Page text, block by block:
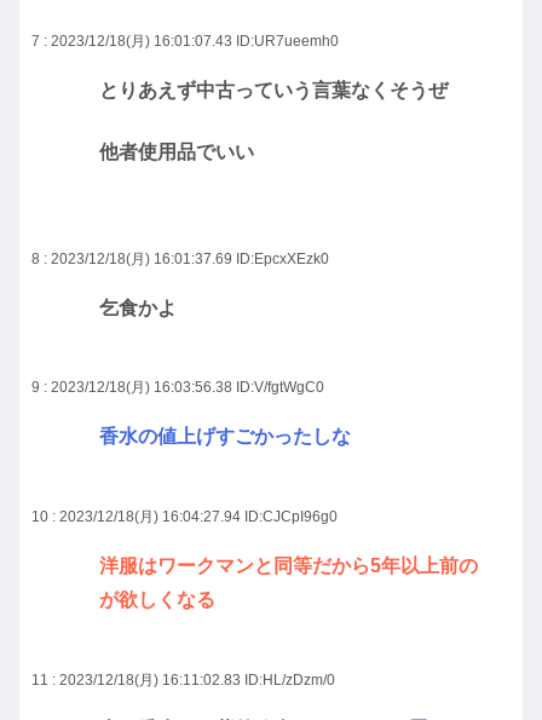
7 : 2023/12/18(月) 16:01:07.43 ID:UR7ueemh0
とりあえず中古っていう言葉なくそうぜ
他者使用品でいい
8 : 2023/12/18(月) 16:01:37.69 ID:EpcxXEzk0
乞食かよ
9 : 2023/12/18(月) 16:03:56.38 ID:V/fgtWgC0
香水の値上げすごかったしな
10 : 2023/12/18(月) 16:04:27.94 ID:CJCpI96g0
洋服はワークマンと同等だから5年以上前の
が欲しくなる
11 : 2023/12/18(月) 16:11:02.83 ID:HL/zDzm/0